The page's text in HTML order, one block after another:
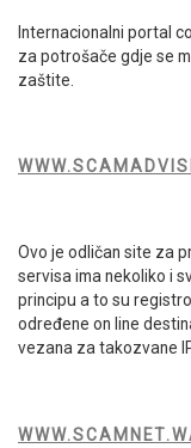
Internacionalni portal
za potrošače gdje se
zaštite.
Ovo je odličan site za
servisa ima nekoliko i
principu a to su
određene on line
vezana za takozvane